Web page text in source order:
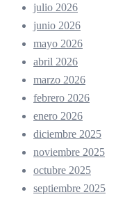
julio 2026
junio 2026
mayo 2026
abril 2026
marzo 2026
febrero 2026
enero 2026
diciembre 2025
noviembre 2025
octubre 2025
septiembre 2025